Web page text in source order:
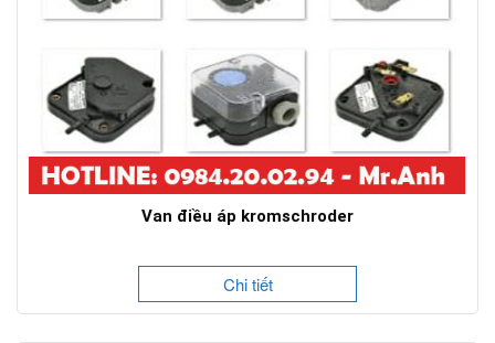
Van điều áp kromschroder
Chi tiết